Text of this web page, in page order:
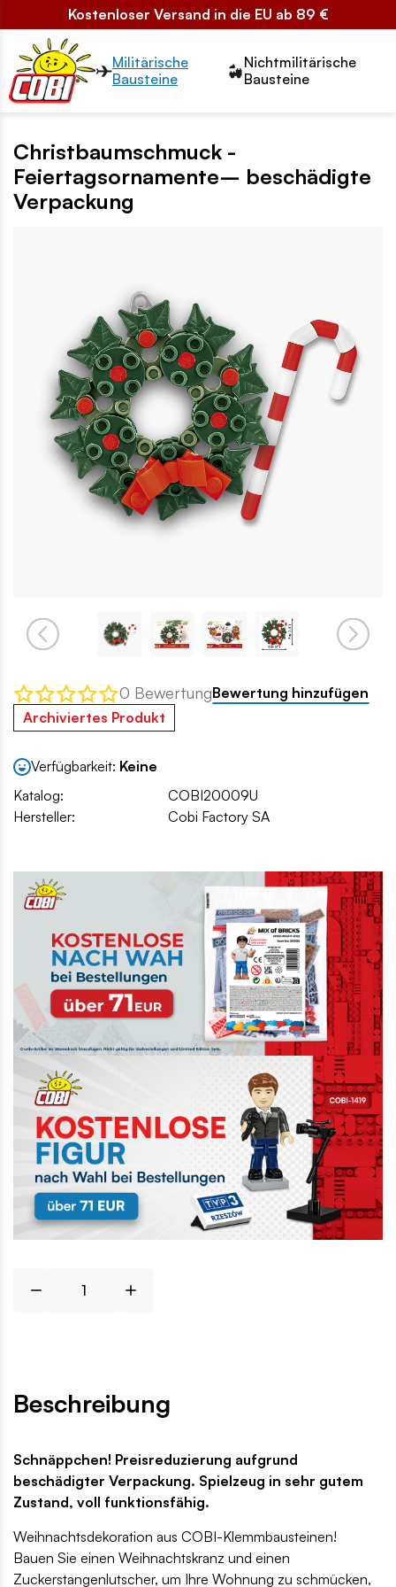
Kostenloser Versand in die EU ab 89 €
Przełącznik segmentów2
Militärische
Bausteine
Nichtmilitärische
Bausteine
Christbaumschmuck -
Feiertagsornamente– beschädigte
Verpackung
0 BewertungBewertung hinzufügen
Archiviertes Produkt
Verfügbarkeit: Keine
Katalog:
COBI20009U
Hersteller:
Cobi Factory SA
Beschreibung
Schnäppchen! Preisreduzierung aufgrund
beschädigter Verpackung. Spielzeug in sehr gutem
Zustand, voll funktionsfähig.
Weihnachtsdekoration aus COBI-Klemmbausteinen!
Bauen Sie einen Weihnachtskranz und einen
Zuckerstangenlutscher, um Ihre Wohnung zu schmücken,